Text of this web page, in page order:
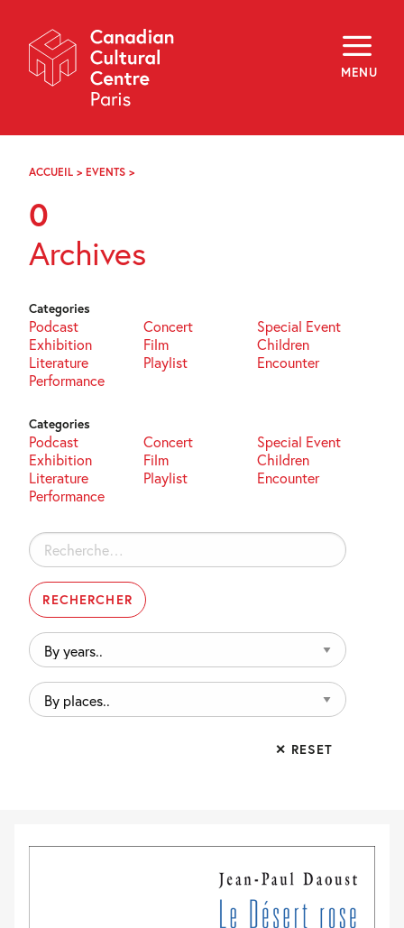
Navigation
MENU
About
Programming
Off-Site
Explore
Archives
FR
ACCUEIL > EVENTS >
0
Archives
Categories
Podcast Concert
Special Event
Exhibition
Film
Children
Literature
Playlist
Encounter
Performance
Categories
Podcast Concert
Special Event
Exhibition
Film
Children
Literature
Playlist
Encounter
Performance
Rechercher :
By
years..
By
places..
✕ RESET